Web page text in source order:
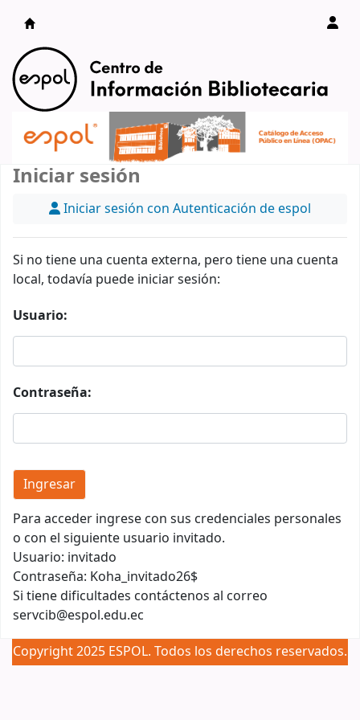
Catálogo en línea
Iniciar sesión
Iniciar sesión con Autenticación de espol
Si no tiene una cuenta externa, pero tiene una cuenta
local, todavía puede iniciar sesión:
Usuario:
Contraseña:
Para acceder ingrese con sus credenciales personales
o con el siguiente usuario invitado.
Usuario: invitado
Contraseña: Koha_invitado26$
Si tiene dificultades contáctenos al correo
servcib@espol.edu.ec
Copyright 2025 ESPOL. Todos los derechos reservados.